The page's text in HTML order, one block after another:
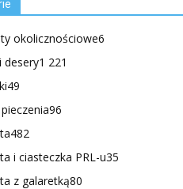
okolicznościowe6
desery1 221
49
96
482
i ciasteczka PRL-u35
z galaretką80